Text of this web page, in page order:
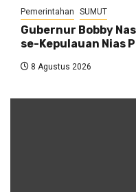
Pemerintahan SUMUT
Gubernur Bobby
se-Kepulauan Nias
8 Agustus 2026